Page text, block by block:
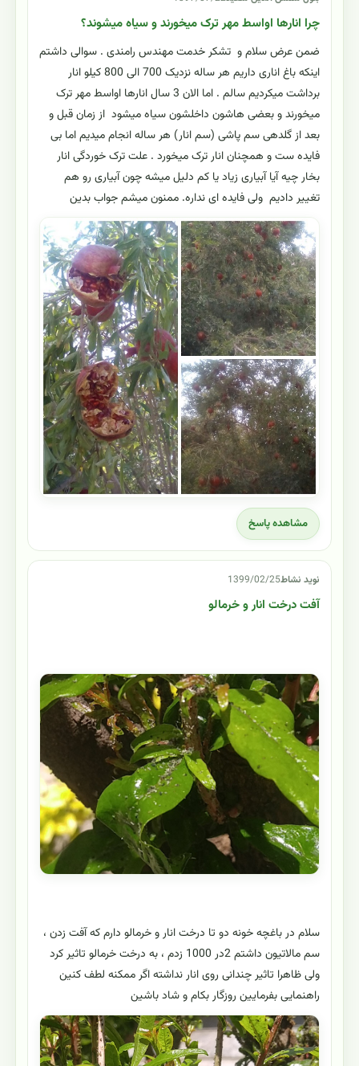
چرا انارها اواسط مهر ترک میخورند و سیاه میشوند؟
ضمن عرض سلام و تشکر خدمت مهندس رامندی . سوالی داشتم
اینکه باغ اناری داریم هر ساله نزدیک 700 الی 800 کیلو انار
برداشت میکردیم سالم . اما الان 3 سال انارها اواسط مهر ترک
میخورند و بعضی هاشون داخلشون سیاه میشود از زمان قبل و
بعد از گلدهی سم پاشی (سم انار) هر ساله انجام میدیم اما بی
فایده ست و همچنان انار ترک میخورد . علت ترک خوردگی انار
بخار چیه آیا آبیاری زیاد یا کم دلیل میشه چون آبیاری رو هم
تغییر دادیم ولی فایده ای نداره. ممنون میشم جواب بدین
مشاهده پاسخ
نوید نشاط1399/02/25
آفت درخت انار و خرمالو
سلام در باغچه خونه دو تا درخت انار و خرمالو دارم که آفت زدن ،
سم مالاتیون داشتم 2در 1000 زدم ، به درخت خرمالو تاثیر کرد
ولی ظاهرا تاثیر چندانی روی انار نداشته اگر ممکنه لطف کنین
راهنمایی بفرمایین روزگار بکام و شاد باشین